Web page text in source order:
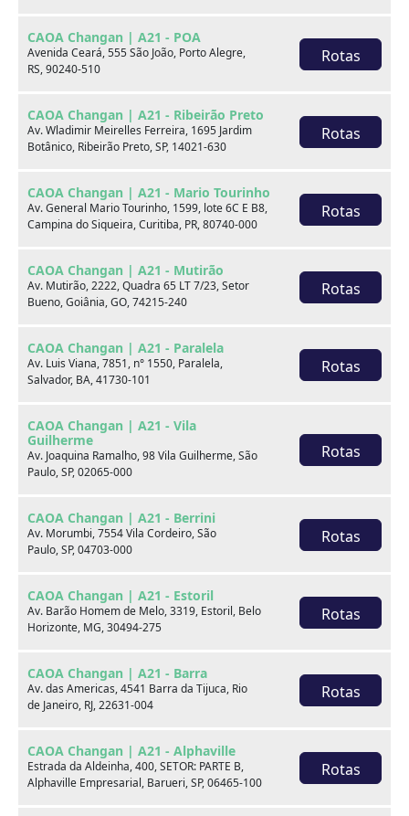
CAOA Changan | A21 - POA
Avenida Ceará, 555 São João, Porto Alegre,
RS, 90240-510
Rotas
CAOA Changan | A21 - Ribeirão Preto
Av. Wladimir Meirelles Ferreira, 1695 Jardim
Botânico, Ribeirão Preto, SP, 14021-630
Rotas
CAOA Changan | A21 - Mario Tourinho
Av. General Mario Tourinho, 1599, lote 6C E B8,
Campina do Siqueira, Curitiba, PR, 80740-000
Rotas
CAOA Changan | A21 - Mutirão
Av. Mutirão, 2222, Quadra 65 LT 7/23, Setor
Bueno, Goiânia, GO, 74215-240
Rotas
CAOA Changan | A21 - Paralela
Av. Luis Viana, 7851, n° 1550, Paralela,
Salvador, BA, 41730-101
Rotas
CAOA Changan | A21 - Vila
Guilherme
Av. Joaquina Ramalho, 98 Vila Guilherme, São
Paulo, SP, 02065-000
Rotas
CAOA Changan | A21 - Berrini
Av. Morumbi, 7554 Vila Cordeiro, São
Paulo, SP, 04703-000
Rotas
CAOA Changan | A21 - Estoril
Av. Barão Homem de Melo, 3319, Estoril, Belo
Horizonte, MG, 30494-275
Rotas
CAOA Changan | A21 - Barra
Av. das Americas, 4541 Barra da Tijuca, Rio
de Janeiro, RJ, 22631-004
Rotas
CAOA Changan | A21 - Alphaville
Estrada da Aldeinha, 400, SETOR: PARTE B,
Alphaville Empresarial, Barueri, SP, 06465-100
Rotas
Marca
Ver estoque
Escolha por categoria
Hatch
Seminovos em destaque